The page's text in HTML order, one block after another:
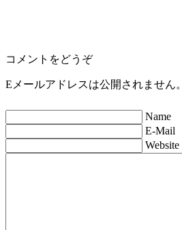
コメントをどうぞ
Eメールアドレスは公開されません。
Name
E-Mail
Website